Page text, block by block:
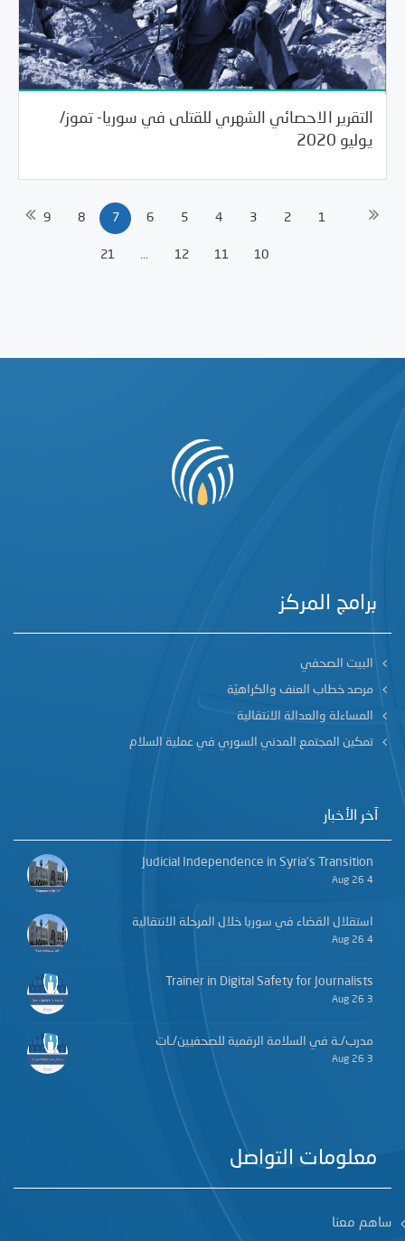
التقرير الاحصائي الشهري للقتلى في سوريا- تموز/
يوليو 2020
08/15/2020 مرصد الانتهاكات
1
2
3
4
5
6
7
8
9
10
11
12
...
21
برامج المركز
البيت الصحفي
مرصد خطاب العنف والكراهيّة
المساءلة والعدالة الانتقالية
تمكين المجتمع المدني السوري في عملية السلام
آخر الأخبار
Judicial Independence in Syria’s Transition
4 Aug 26
استقلال القضاء في سوريا خلال المرحلة الانتقالية
4 Aug 26
Trainer in Digital Safety for Journalists
3 Aug 26
مدرب/ـة في السلامة الرقمية للصحفيين/ـات
3 Aug 26
معلومات التواصل
ساهم معنا